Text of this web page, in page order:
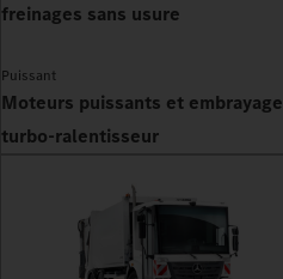
freinages sans usure
Puissant
Moteurs puissants et embrayage
turbo-ralentisseur